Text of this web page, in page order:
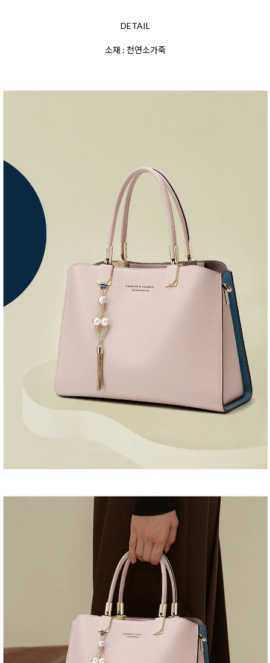
DETAIL
소재 : 천연소가죽